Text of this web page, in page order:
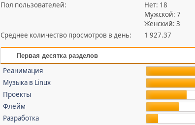
Пол пользователей:
Нет: 18
Мужской: 7
Женский: 3
Среднее количество просмотров в день:
1 927.37
Первая десятка разделов
Реанимация
Музыка в Linux
Проекты
Флейм
Разработка